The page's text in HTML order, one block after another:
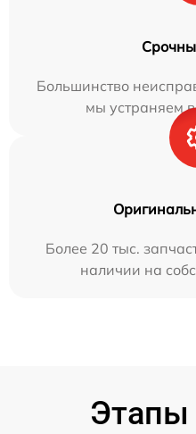
Большинство
мы устраняем
Более 20 тыс.
наличии на
Этапы